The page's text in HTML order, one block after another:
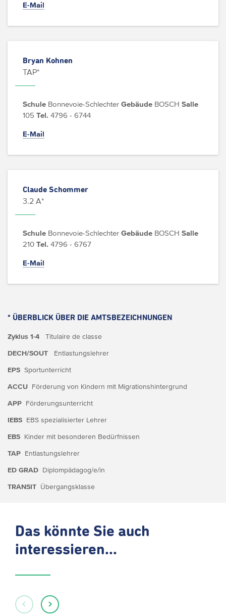
E-Mail
Bryan Kohnen
TAP*
Schule Bonnevoie-Schlechter Gebäude BOSCH Salle
105 Tel. 4796 - 6744
E-Mail
Claude Schommer
3.2 A*
Schule Bonnevoie-Schlechter Gebäude BOSCH Salle
210 Tel. 4796 - 6767
E-Mail
* ÜBERBLICK ÜBER DIE AMTSBEZEICHNUNGEN
Zyklus 1-4 Titulaire de classe
DECH/SOUT Entlastungslehrer
EPS Sportunterricht
ACCU Förderung von Kindern mit Migrationshintergrund
APP Förderungsunterricht
IEBS EBS spezialisierter Lehrer
EBS Kinder mit besonderen Bedürfnissen
TAP Entlastungslehrer
ED GRAD Diplompädagog/e/in
TRANSIT Übergangsklasse
Das könnte Sie auch
interessieren...